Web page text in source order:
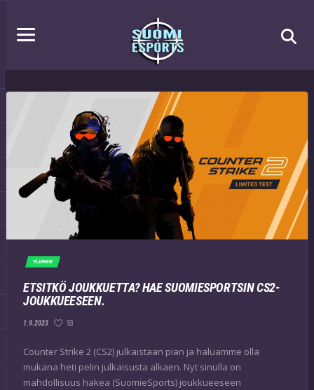
YLEINEN
ETSITKÖ JOUKKUETTA? HAE SUOMIESPORTSIN CS2-
JOUKKUEESEEN.
1.9.2023 53
Counter Strike 2 (CS2) julkaistaan pian ja haluamme olla
mukana heti pelin julkaisusta alkaen. Nyt sinulla on
mahdollisuus hakea (SuomieSports) joukkueeseen